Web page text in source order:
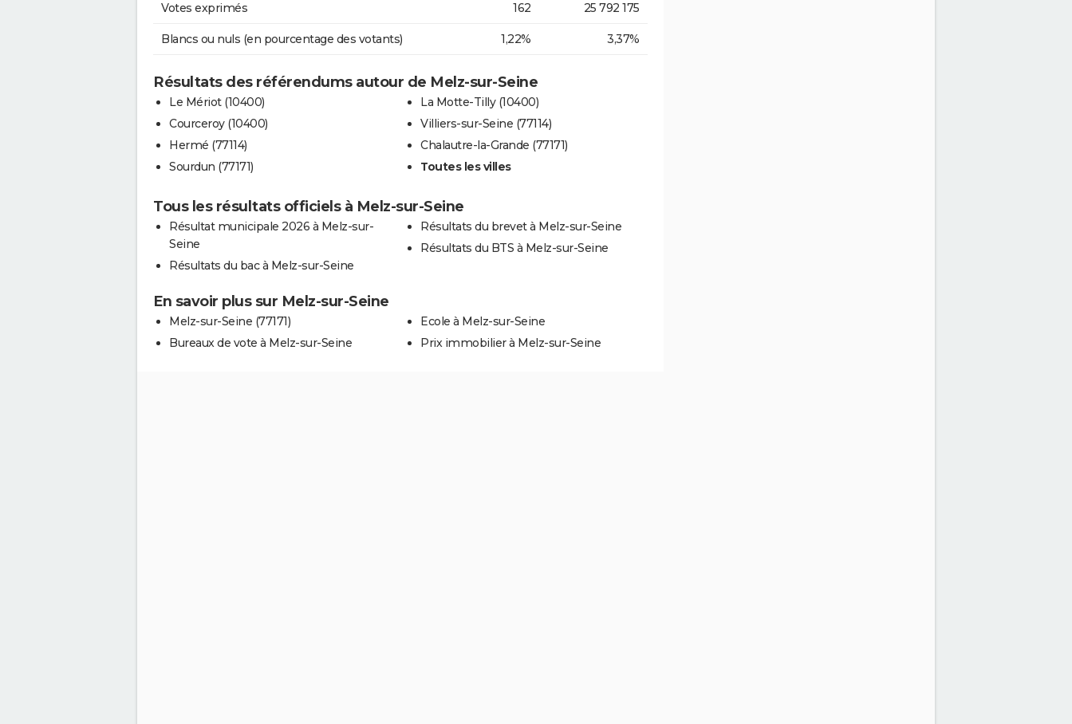
Votes exprimés 162 25 792 175
Blancs ou nuls (en pourcentage des votants) 1,22% 3,37%
Résultats des référendums autour de Melz-sur-Seine
Le Mériot (10400)
Courceroy (10400)
Hermé (77114)
Sourdun (77171)
La Motte-Tilly (10400)
Villiers-sur-Seine (77114)
Chalautre-la-Grande (77171)
Toutes les villes
Tous les résultats officiels à Melz-sur-Seine
Résultat municipale 2026 à Melz-sur-
Seine
Résultats du bac à Melz-sur-Seine
Résultats du brevet à Melz-sur-Seine
Résultats du BTS à Melz-sur-Seine
En savoir plus sur Melz-sur-Seine
Melz-sur-Seine (77171)
Bureaux de vote à Melz-sur-Seine
Ecole à Melz-sur-Seine
Prix immobilier à Melz-sur-Seine